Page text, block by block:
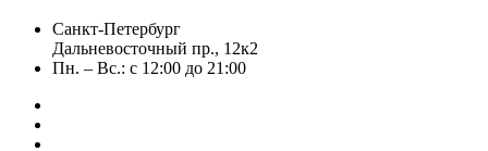
Санкт-Петербург
Дальневосточный пр., 12к2
Пн. – Вс.: с 12:00 до 21:00